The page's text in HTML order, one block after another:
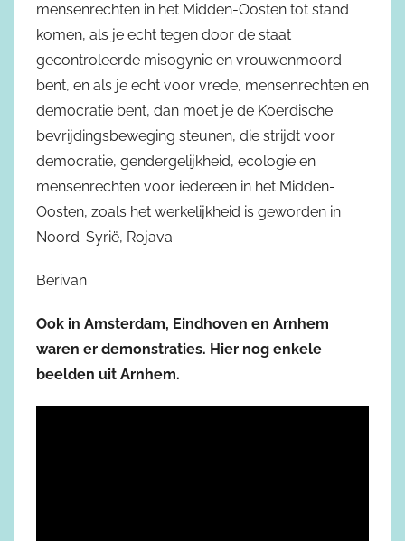
mensenrechten in het Midden-Oosten tot stand
komen, als je echt tegen door de staat
gecontroleerde misogynie en vrouwenmoord
bent, en als je echt voor vrede, mensenrechten en
democratie bent, dan moet je de Koerdische
bevrijdingsbeweging steunen, die strijdt voor
democratie, gendergelijkheid, ecologie en
mensenrechten voor iedereen in het Midden-
Oosten, zoals het werkelijkheid is geworden in
Noord-Syrië, Rojava.
Berivan
Ook in Amsterdam, Eindhoven en Arnhem
waren er demonstraties. Hier nog enkele
beelden uit Arnhem.